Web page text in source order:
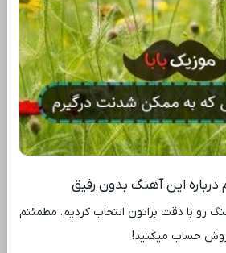
این آهنگ بدون رفیق
رو با دقت براتون انتخاب کردیم. مطمئنم
حساب میکنید!